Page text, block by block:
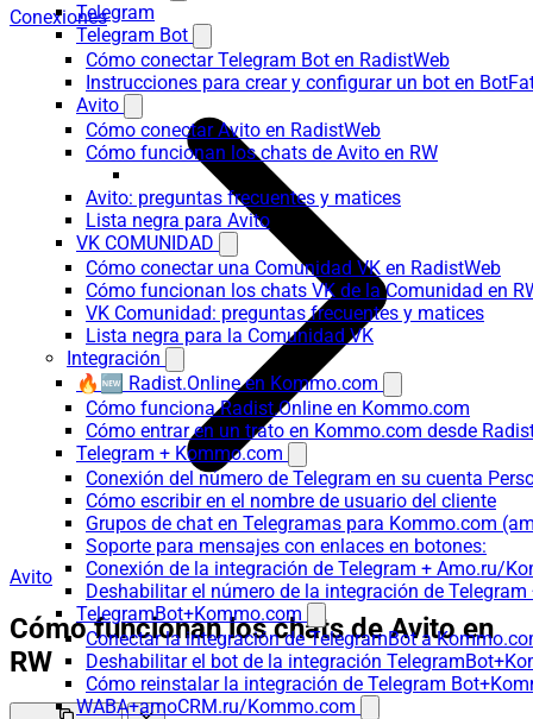
Telegram
Telegram Bot
Cómo conectar Telegram Bot en RadistWeb
Instrucciones para crear y configurar un bot en
Avito
Cómo conectar Avito en RadistWeb
Cómo funcionan los chats de Avito en RW
Avito: preguntas frecuentes y matices
Lista negra para Avito
VK COMUNIDAD
Cómo conectar una Comunidad VK en RadistWeb
Cómo funcionan los chats VK de la Comunidad en
VK Comunidad: preguntas frecuentes y matices
Lista negra para la Comunidad VK
Integración
🔥🆕 Radist.Online en Kommo.com
Cómo funciona Radist.Online en Kommo.com
Cómo entrar en un trato en Kommo.com desde
Telegram + Kommo.com
Conexión del número de Telegram en su cuenta
Cómo escribir en el nombre de usuario del cliente
Grupos de chat en Telegramas para Kommo.com
Soporte para mensajes con enlaces en botones:
Conexión de la integración de Telegram + Amo.ru/
Deshabilitar el número de la integración de
TelegramBot+Kommo.com
Conectar la integración de TelegramBot a
Deshabilitar el bot de la integración
Cómo reinstalar la integración de Telegram
WABA+amoCRM.ru/Kommo.com
Conexiones
Avito
Cómo funcionan los chats de Avito en
RW